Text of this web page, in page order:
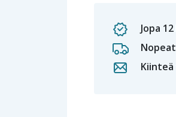
Jopa